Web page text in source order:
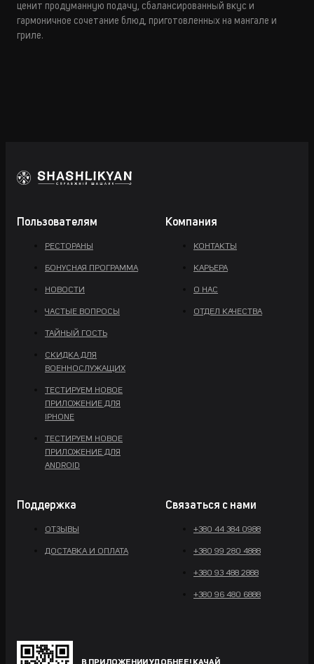
ценит продуманную подачу, сбалансированный вкус и
гармоничное сочетание блюд, приготовленных на мангале и
гриле.
Пользователям
РЕСТОРАНЫ
БОНУСНАЯ ПРОГРАММА
НОВОСТИ
ЧАСТЫЕ ВОПРОСЫ
ТАЙНЫЙ ГОСТЬ
СКИДКА ДЛЯ
ВОЕННОСЛУЖАЩИХ
ТЕСТИРУЕМ НОВОЕ
ПРИЛОЖЕНИЕ ДЛЯ
IPHONE
ТЕСТИРУЕМ НОВОЕ
ПРИЛОЖЕНИЕ ДЛЯ
ANDROID
Компания
КОНТАКТЫ
КАРЬЕРА
О НАС
ОТДЕЛ КАЧЕСТВА
Поддержка
ОТЗЫВЫ
ДОСТАВКА И ОПЛАТА
Связаться с нами
+380 44 384 0988
+380 99 280 4888
+380 93 488 2888
+380 96 480 6888